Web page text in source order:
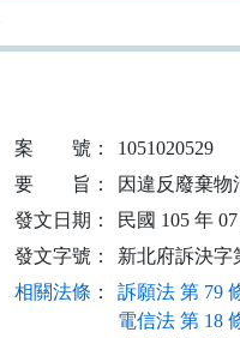
案 號：
1051020529
要
旨：
因違反廢棄物
發文日期：
民國 105 年
發文字號：
新北府訴決字
相關法條 ：
訴願法 第 79
電信法 第 18